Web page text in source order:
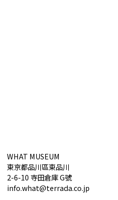
WHAT MUSEUM
東京都品川區東品川
2-6-10 寺田倉庫 G號
info.what@terrada.co.jp